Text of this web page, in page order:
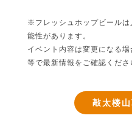
※フレッシュホップビールは
能性があります。
イベント内容は変更になる
等で最新情報をご確認くださ
敲太楼